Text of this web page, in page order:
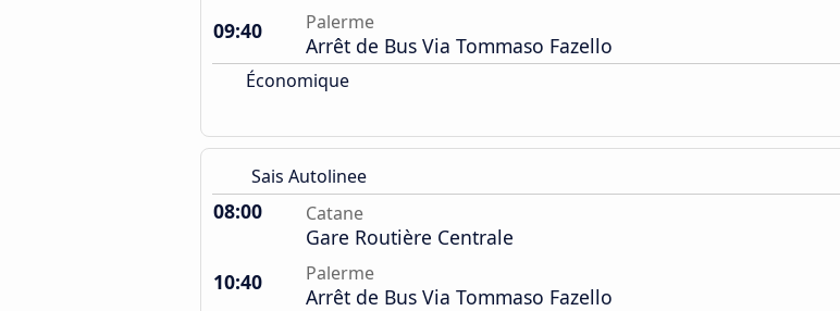
09:40
Palerme
Arrêt de Bus Via Tommaso Fazello
Économique
Sais Autolinee
08:00 Catane
Gare Routière Centrale
10:40
Palerme
Arrêt de Bus Via Tommaso Fazello